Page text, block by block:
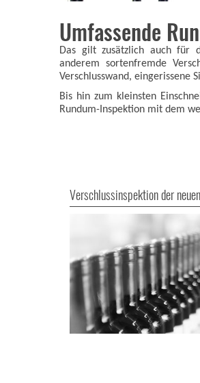
Umfassende
Das gilt zusätzlich auch für
anderem sortenfremde
Verschlusswand, eingerissene
Bis hin zum kleinsten
Rundum-Inspektion mit dem
Verschlussinspektion der